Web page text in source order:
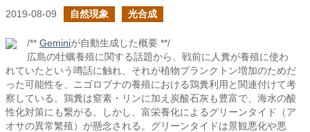
2019-08-09 自然現象 光合成
/** Geminiが自動生成した概要 **/
広島の牡蠣養殖に関する話題から、戦前に人糞が養殖に使わ
れていたという噂話に触れ、それが植物プランクトン増加のためだ
った可能性を、ニゴロブナの養殖における鶏糞利用と関連付けて考
察している。鶏糞は窒素・リンに加え炭酸石灰も豊富で、海水の酸
性化対策にも繋がる。しかし、富栄養化によるグリーンタイド（ア
オサの異常繁殖）が懸念される。グリーンタイドは景観悪化や悪